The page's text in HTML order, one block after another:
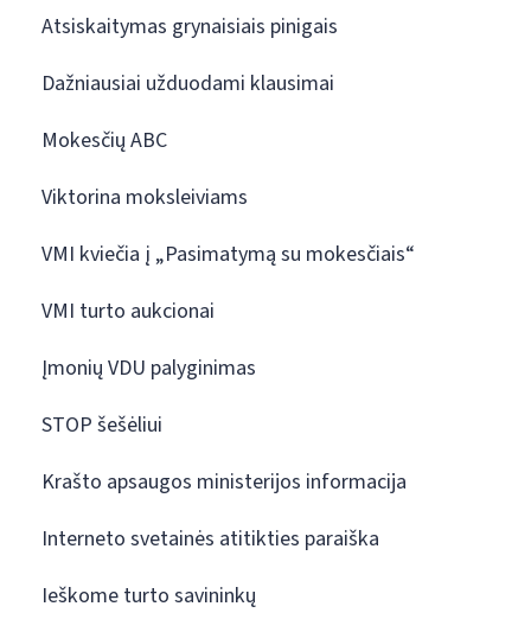
Atsiskaitymas grynaisiais pinigais
Dažniausiai užduodami klausimai
Mokesčių ABC
Viktorina moksleiviams
VMI kviečia į „Pasimatymą su mokesčiais“
VMI turto aukcionai
Įmonių VDU palyginimas
STOP šešėliui
Krašto apsaugos ministerijos informacija
Interneto svetainės atitikties paraiška
Ieškome turto savininkų